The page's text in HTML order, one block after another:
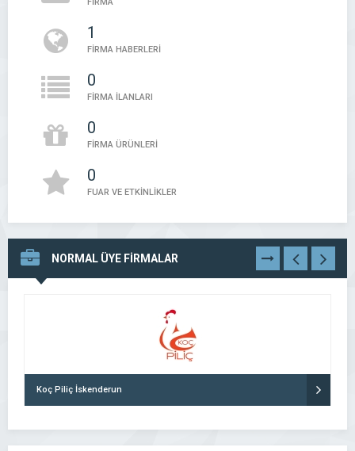
1
FİRMA HABERLERİ
0
FİRMA İLANLARI
0
FİRMA ÜRÜNLERİ
0
FUAR VE ETKİNLİKLER
NORMAL ÜYE FİRMALAR TÜMÜNÜ
GÖR
Koç Piliç İskenderun